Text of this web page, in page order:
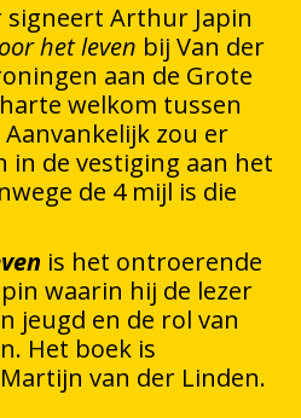
signeert Arthur Japin
het leven bij Van der
aan de Grote
welkom tussen
Aanvankelijk zou er
in de vestiging aan het
de 4 mijl is die
is het ontroerende
waarin hij de lezer
jeugd en de rol van
Het boek is
van der Linden.